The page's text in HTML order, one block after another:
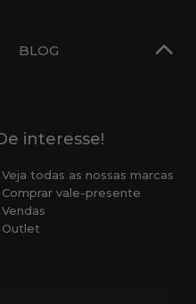
BLOG
interesse!
Veja todas as nossas marcas
Comprar vale-presente
Vendas
Outlet